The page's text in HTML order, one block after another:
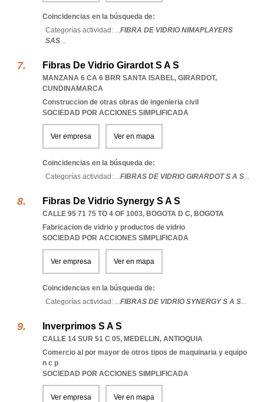
Coincidencias en la búsqueda de:
Categorías actividad: ...FIBRA DE VIDRIO NIMAPLAYERS
SAS...
Fibras De Vidrio Girardot S A S
MANZANA 6 CA 6 BRR SANTA ISABEL, GIRARDOT,
CUNDINAMARCA
Construccion de otras obras de ingenieria civil
SOCIEDAD POR ACCIONES SIMPLIFICADA
Ver empresa Ver en mapa
Coincidencias en la búsqueda de:
Categorías actividad: ...FIBRAS DE VIDRIO GIRARDOT S A S...
Fibras De Vidrio Synergy S A S
CALLE 95 71 75 TO 4 OF 1003, BOGOTA D C, BOGOTA
Fabricacion de vidrio y productos de vidrio
SOCIEDAD POR ACCIONES SIMPLIFICADA
Ver empresa Ver en mapa
Coincidencias en la búsqueda de:
Categorías actividad: ...FIBRAS DE VIDRIO SYNERGY S A S...
Inverprimos S A S
CALLE 14 SUR 51 C 05, MEDELLIN, ANTIOQUIA
Comercio al por mayor de otros tipos de maquinaria y equipo
n c p
SOCIEDAD POR ACCIONES SIMPLIFICADA
Ver empresa Ver en mapa